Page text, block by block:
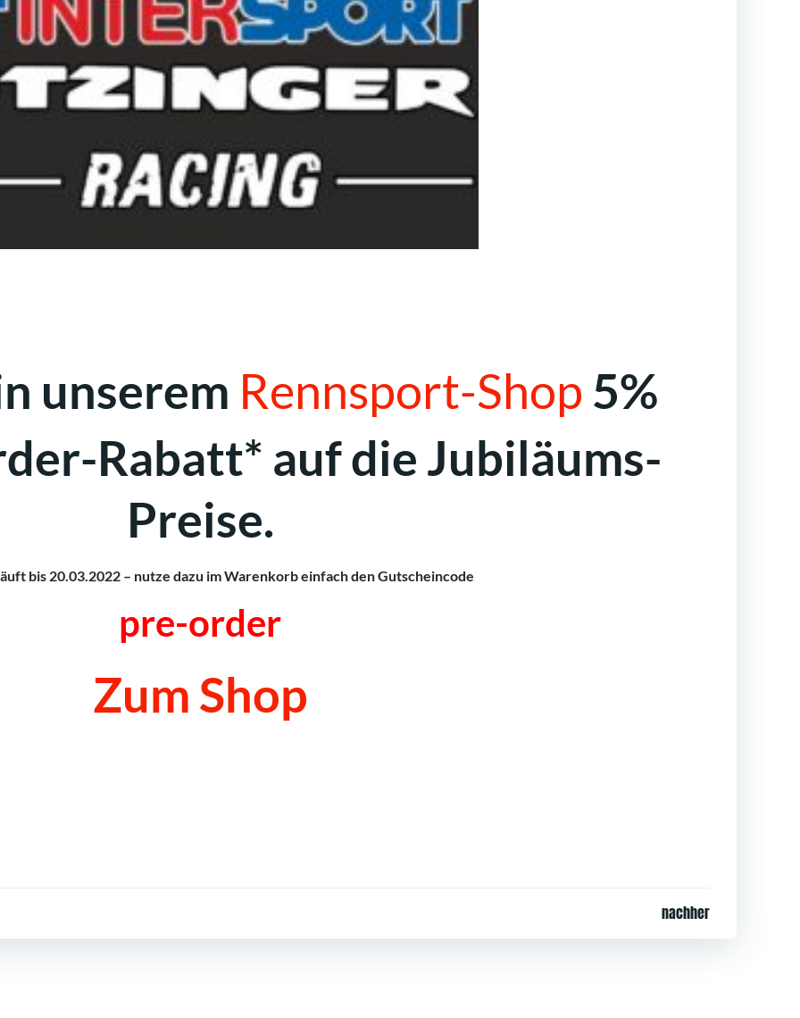
unserem Rennsport-Shop 5%
Rabatt* auf die Jubiläums-
Preise.
bis 20.03.2022 – nutze dazu im Warenkorb einfach den Gutscheincode
pre-order
Zum Shop
nachher